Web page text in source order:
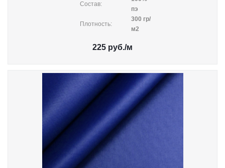
Состав:
пэ
Плотность:
300 гр/
м2
225 руб./м